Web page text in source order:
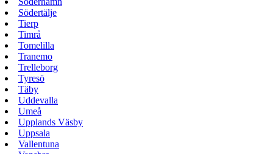
Södertälje
Tierp
Timrå
Tomelilla
Tranemo
Trelleborg
Tyresö
Täby
Uddevalla
Umeå
Upplands Väsby
Uppsala
Vallentuna